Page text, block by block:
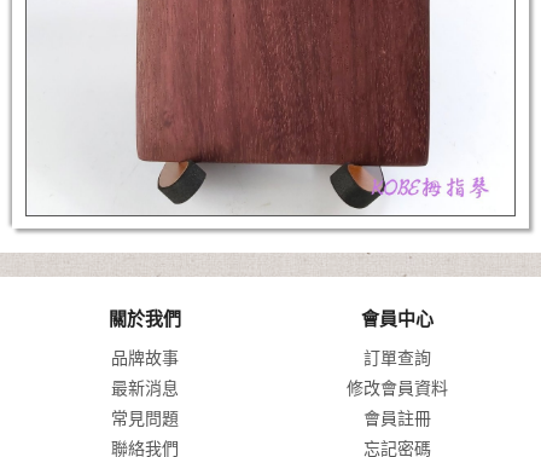
關於我們
品牌故事
最新消息
常見問題
聯絡我們
會員中心
訂單查詢
修改會員資料
會員註冊
忘記密碼